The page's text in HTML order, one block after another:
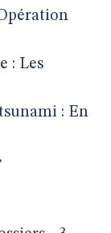
: Les
: En